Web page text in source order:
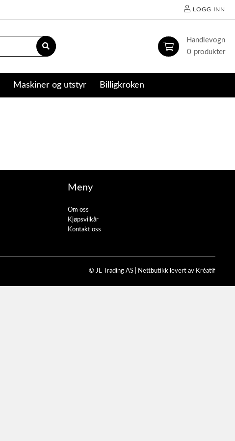
LOGG INN
0
Maskiner og utstyr Billigkroken
Meny
Om oss
Kjøpsvilkår
Kontakt oss
© JL Trading AS | Nettbutikk levert av Kréatif